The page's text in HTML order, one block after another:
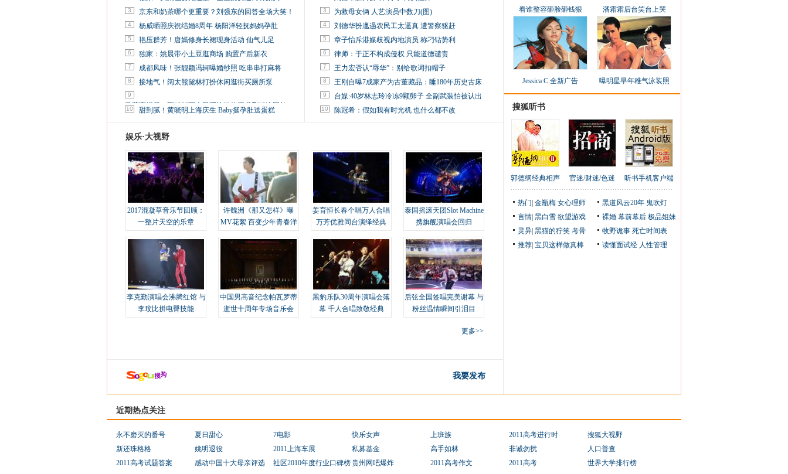
3 京东和奶茶哪个更重要？刘强东的回答全场大笑！
4 杨威晒照庆祝结婚8周年 杨阳洋轻抚妈妈孕肚
5 艳压群芳！唐嫣修身长裙现身活动 仙气儿足
6 独家：姚晨带小土豆逛商场 购置产后新衣
7 成都风味！张靓颖冯轲曝婚纱照 吃串串打麻将
8 接地气！阔太熊黛林打扮休闲逛街买厕所泵
9
马蓉离婚后，砸1000万人民币给媒体要求删掉这照片
10 甜到腻！黄晓明上海庆生 Baby挺孕肚送蛋糕
3 为救母女俩 人艺演员中数刀(图)
4 刘德华扮邋遢农民工太逼真 遭警察驱赶
5 章子怡斥港媒歧视内地演员 称刁钻势利
6 律师：于正不构成侵权 只能道德谴责
7 王力宏否认“辱华”：别给歌词扣帽子
8 王刚自曝7成家产为古董藏品：睡180年历史古床
9 台媒:40岁林志玲冷冻9颗卵子 全副武装怕被认出
10 陈冠希：假如我有时光机 也什么都不改
娱乐·大视野
2017混凝草音乐节回顾：
一整片天空的乐章
许魏洲《那又怎样》曝
MV花絮 百变少年青春洋
姜育恒长春个唱万人合唱
万芳优雅同台演绎经典
泰国摇滚天团Slot Machine
携旗舰演唱会回归
李克勤演唱会沸腾红馆 与
李玟比拼电臀技能
中国男高音纪念帕瓦罗蒂
逝世十周年专场音乐会
黑豹乐队30周年演唱会落
幕 千人合唱致敬经典
后弦全国签唱完美谢幕 与
粉丝温情瞬间引泪目
更多>>
我要发布
看谁整容砸脸砸钱狠 潘霜霜后台笑台上哭
Jessica C.全新广告 曝明星早年稚气泳装照
搜狐听书
郭德纲经典相声 官迷/财迷/色迷 听书手机客户端
热门 金瓶梅 女心理师 黑道风云20年 鬼吹灯
言情 黑白雪 欲望游戏 裸婚 幕前幕后 极品姐妹
灵异 黑猫的狞笑 考骨 牧野诡事 死亡时间表
推荐 宝贝这样做真棒 读懂面试经 人性管理
近期热点关注
永不磨灭的番号 夏日甜心 7电影 快乐女声 上班族 2011高考进行时
搜狐大视野
新还珠格格
姚明退役 2011上海车展 私募基金 高手如林 非诚勿扰
人口普查
2011高考试题答案
感动中国十大母亲评选 社区2010年度行业口碑榜贵州网吧爆炸 2011高考作文 2011高考 世界大学排行榜